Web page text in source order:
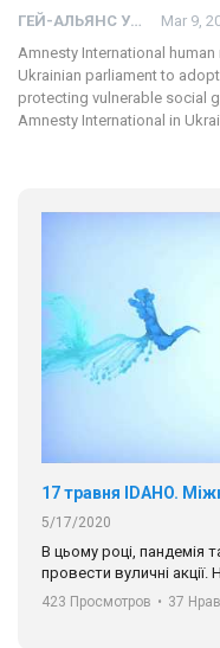
ГЕЙ-АЛЬЯНС УКРАИНА Mar 9,
Amnesty International
Ukrainian parliament to
protecting vulnerable social
Amnesty International in
5/17/2020
В цьому році, пандемія
провести вуличні
навіть коли ми у різних
разом. Ми закликаємо
солідарності,
423 Просмотров • 37